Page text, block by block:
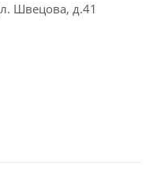
Швецова, д.41